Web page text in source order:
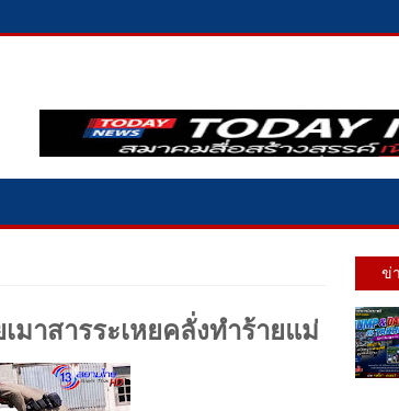
าสารระเหยคลั่งทำร้ายแม่
ข่